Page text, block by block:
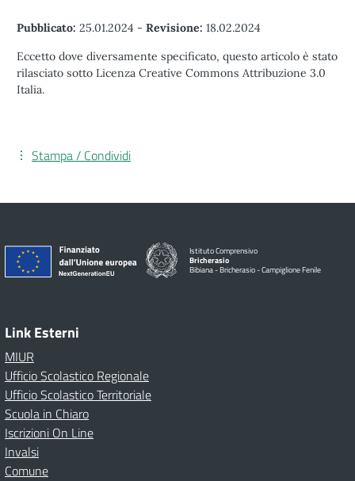
Pubblicato: 25.01.2024 - Revisione: 18.02.2024
Eccetto dove diversamente specificato, questo articolo è stato
rilasciato sotto Licenza Creative Commons Attribuzione 3.0
Italia.
Stampa / Condividi
Istituto Comprensivo
Bricherasio
Bibiana - Bricherasio - Campiglione Fenile
Link Esterni
MIUR
Ufficio Scolastico Regionale
Ufficio Scolastico Territoriale
Scuola in Chiaro
Iscrizioni On Line
Invalsi
Comune